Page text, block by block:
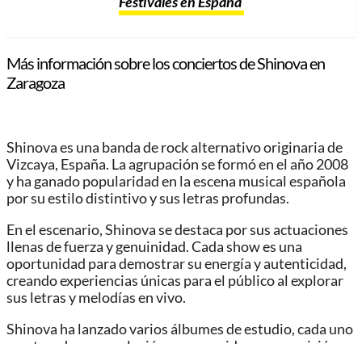
Más información sobre los conciertos de Shinova en
Zaragoza
Shinova es una banda de rock alternativo originaria de
Vizcaya, España. La agrupación se formó en el año 2008
y ha ganado popularidad en la escena musical española
por su estilo distintivo y sus letras profundas.
En el escenario, Shinova se destaca por sus actuaciones
llenas de fuerza y genuinidad. Cada show es una
oportunidad para demostrar su energía y autenticidad,
creando experiencias únicas para el público al explorar
sus letras y melodías en vivo.
Shinova ha lanzado varios álbumes de estudio, cada uno